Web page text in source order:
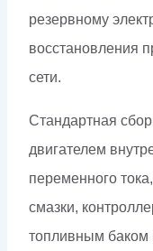
резервному
восстановления
сети.
Стандартная
двигателем
переменного
смазки,
топливным баком